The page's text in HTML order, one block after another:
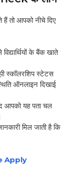
तो आपको नीचे दिए
के बैंक खाते
स्कॉलरशिप स्टेटस
ऑनलाइन दिखाई
आपको यह पता चल
मिल जाती है कि
Apply